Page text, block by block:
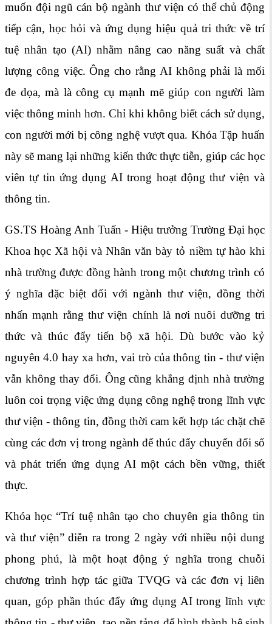
muốn đội ngũ cán bộ ngành thư viện có thể chủ động
tiếp cận, học hỏi và ứng dụng hiệu quả tri thức về trí
tuệ nhân tạo (AI) nhằm nâng cao năng suất và chất
lượng công việc. Ông cho rằng AI không phải là mối
đe dọa, mà là công cụ mạnh mẽ giúp con người làm
việc thông minh hơn. Chỉ khi không biết cách sử dụng,
con người mới bị công nghệ vượt qua. Khóa Tập huấn
này sẽ mang lại những kiến thức thực tiễn, giúp các học
viên tự tin ứng dụng AI trong hoạt động thư viện và
thông tin.
GS.TS Hoàng Anh Tuấn - Hiệu trưởng Trường Đại học
Khoa học Xã hội và Nhân văn bày tỏ niềm tự hào khi
nhà trường được đồng hành trong một chương trình có
ý nghĩa đặc biệt đối với ngành thư viện, đồng thời
nhấn mạnh rằng thư viện chính là nơi nuôi dưỡng tri
thức và thúc đẩy tiến bộ xã hội. Dù bước vào kỷ
nguyên 4.0 hay xa hơn, vai trò của thông tin - thư viện
vẫn không thay đổi. Ông cũng khẳng định nhà trường
luôn coi trọng việc ứng dụng công nghệ trong lĩnh vực
thư viện - thông tin, đồng thời cam kết hợp tác chặt chẽ
cùng các đơn vị trong ngành để thúc đẩy chuyển đổi số
và phát triển ứng dụng AI một cách bền vững, thiết
thực.
Khóa học “Trí tuệ nhân tạo cho chuyên gia thông tin
và thư viện” diễn ra trong 2 ngày với nhiều nội dung
phong phú, là một hoạt động ý nghĩa trong chuỗi
chương trình hợp tác giữa TVQG và các đơn vị liên
quan, góp phần thúc đẩy ứng dụng AI trong lĩnh vực